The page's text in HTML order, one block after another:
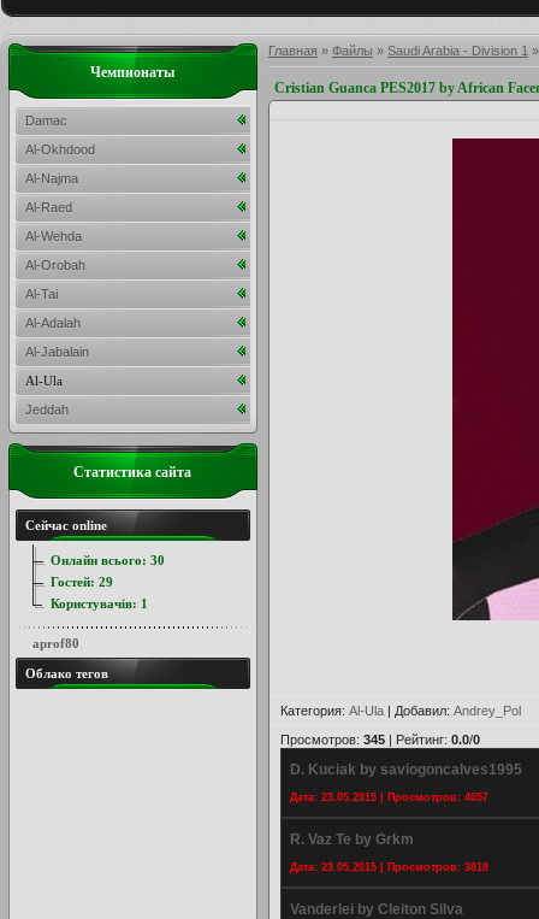
Главная » Файлы » Saudi Arabia - Division 1
Cristian Guanca PES2017 by African
Категория: Al-Ula | Добавил: Andrey_Pol
Просмотров: 345 | Рейтинг: 0.0/0
D. Kuciak by saviogoncalves1995
Дата: 23.05.2015 | Просмотров: 4057
R. Vaz Te by Grkm
Дата: 23.05.2015 | Просмотров: 3818
Vanderlei by Cleiton Silva
Чемпионаты
Damac
Al-Okhdood
Al-Najma
Al-Raed
Al-Wehda
Al-Orobah
Al-Tai
Al-Adalah
Al-Jabalain
Al-Ula
Jeddah
Статистика сайта
Сейчас online
Онлайн всього: 30
Гостей: 29
Користувачів: 1
aprof80
Облако тегов